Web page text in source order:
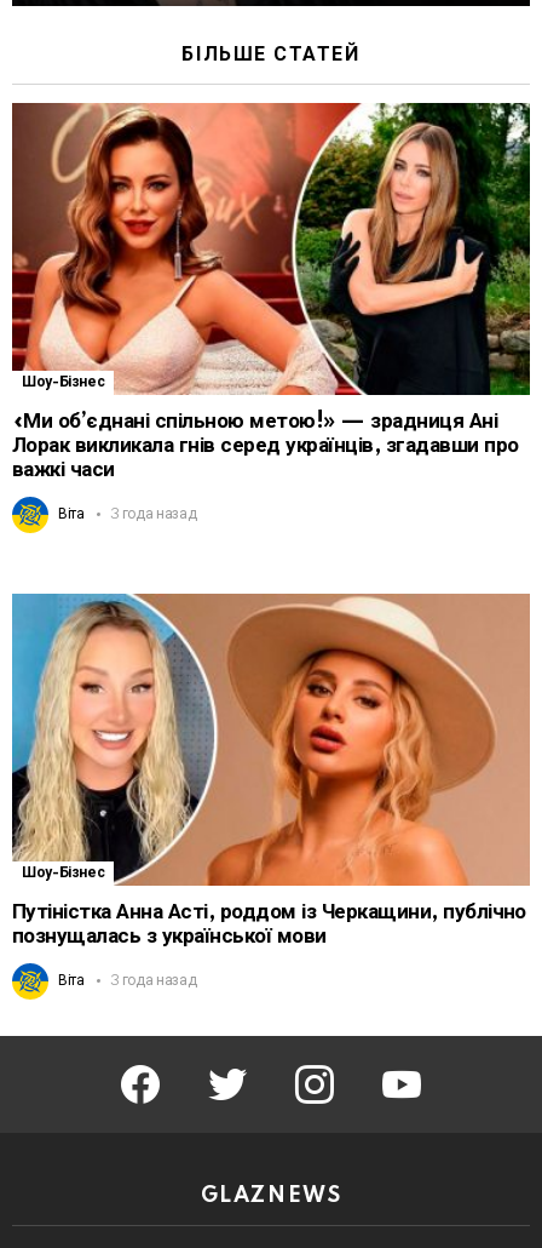
БІЛЬШЕ СТАТЕЙ
Шоу-Бізнес
«Ми об’єднані спільною метою!» — зрадниця Ані
Лорак викликала гнів серед українців, згадавши про
важкі часи
Віта 3 года назад
Шоу-Бізнес
Путіністка Анна Асті, роддом із Черкащини, публічно
познущалась з української мови
Віта 3 года назад
facebook twitter instagram youtube
GLAZNEWS